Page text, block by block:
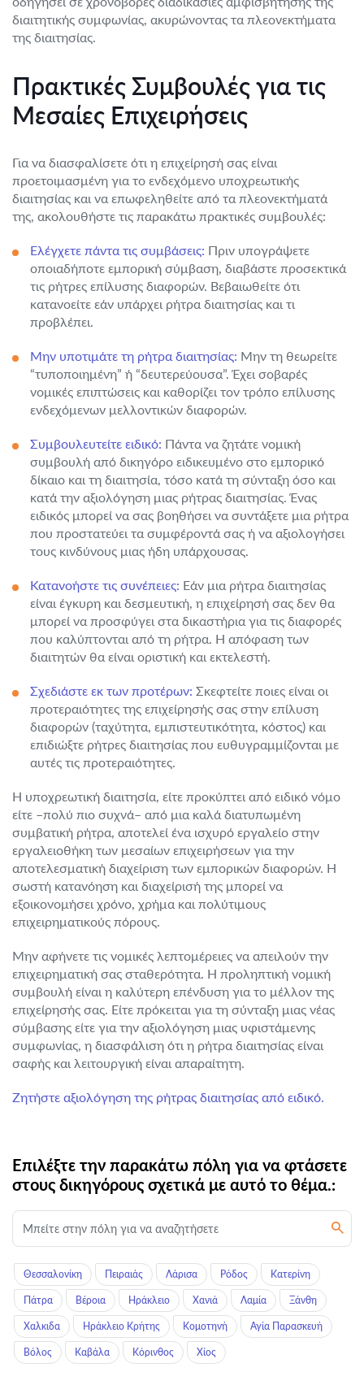
διαιτητικής συμφωνίας, ακυρώνοντας τα πλεονεκτήματα
της διαιτησίας.
Πρακτικές Συμβουλές για τις
Μεσαίες Επιχειρήσεις
Για να διασφαλίσετε ότι η επιχείρησή σας είναι
προετοιμασμένη για το ενδεχόμενο υποχρεωτικής
διαιτησίας και να επωφεληθείτε από τα πλεονεκτήματά
της, ακολουθήστε τις παρακάτω πρακτικές συμβουλές:
Ελέγχετε πάντα τις συμβάσεις: Πριν υπογράψετε
οποιαδήποτε εμπορική σύμβαση, διαβάστε προσεκτικά
τις ρήτρες επίλυσης διαφορών. Βεβαιωθείτε ότι
κατανοείτε εάν υπάρχει ρήτρα διαιτησίας και τι
προβλέπει.
Μην υποτιμάτε τη ρήτρα διαιτησίας: Μην τη θεωρείτε
“τυποποιημένη” ή “δευτερεύουσα”. Έχει σοβαρές
νομικές επιπτώσεις και καθορίζει τον τρόπο επίλυσης
ενδεχόμενων μελλοντικών διαφορών.
Συμβουλευτείτε ειδικό: Πάντα να ζητάτε νομική
συμβουλή από δικηγόρο ειδικευμένο στο εμπορικό
δίκαιο και τη διαιτησία, τόσο κατά τη σύνταξη όσο και
κατά την αξιολόγηση μιας ρήτρας διαιτησίας. Ένας
ειδικός μπορεί να σας βοηθήσει να συντάξετε μια ρήτρα
που προστατεύει τα συμφέροντά σας ή να αξιολογήσει
τους κινδύνους μιας ήδη υπάρχουσας.
Κατανοήστε τις συνέπειες: Εάν μια ρήτρα διαιτησίας
είναι έγκυρη και δεσμευτική, η επιχείρησή σας δεν θα
μπορεί να προσφύγει στα δικαστήρια για τις διαφορές
που καλύπτονται από τη ρήτρα. Η απόφαση των
διαιτητών θα είναι οριστική και εκτελεστή.
Σχεδιάστε εκ των προτέρων: Σκεφτείτε ποιες είναι οι
προτεραιότητες της επιχείρησής σας στην επίλυση
διαφορών (ταχύτητα, εμπιστευτικότητα, κόστος) και
επιδιώξτε ρήτρες διαιτησίας που ευθυγραμμίζονται με
αυτές τις προτεραιότητες.
Η υποχρεωτική διαιτησία, είτε προκύπτει από ειδικό νόμο
είτε –πολύ πιο συχνά– από μια καλά διατυπωμένη
συμβατική ρήτρα, αποτελεί ένα ισχυρό εργαλείο στην
εργαλειοθήκη των μεσαίων επιχειρήσεων για την
αποτελεσματική διαχείριση των εμπορικών διαφορών. Η
σωστή κατανόηση και διαχείρισή της μπορεί να
εξοικονομήσει χρόνο, χρήμα και πολύτιμους
επιχειρηματικούς πόρους.
Μην αφήνετε τις νομικές λεπτομέρειες να απειλούν την
επιχειρηματική σας σταθερότητα. Η προληπτική νομική
συμβουλή είναι η καλύτερη επένδυση για το μέλλον της
επιχείρησής σας. Είτε πρόκειται για τη σύνταξη μιας νέας
σύμβασης είτε για την αξιολόγηση μιας υφιστάμενης
συμφωνίας, η διασφάλιση ότι η ρήτρα διαιτησίας είναι
σαφής και λειτουργική είναι απαραίτητη.
Ζητήστε αξιολόγηση της ρήτρας διαιτησίας από ειδικό.
Επιλέξτε την παρακάτω πόλη για να φτάσετε
στους δικηγόρους σχετικά με αυτό το θέμα.:
Θεσσαλονίκη Πειραιάς Λάρισα Ρόδος Κατερίνη
Πάτρα Βέροια Ηράκλειο Χανιά Λαμία Ξάνθη
Χαλκιδα Ηράκλειο Κρήτης Κομοτηνή Αγία Παρασκευή
Βόλος Καβάλα Κόρινθος Χίος